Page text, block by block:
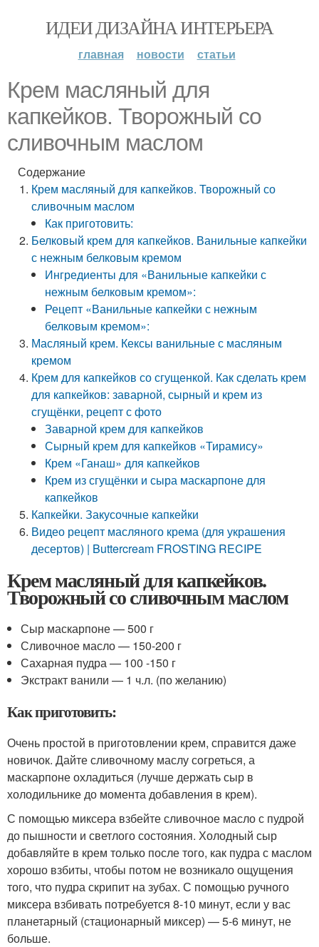
ИДЕИ ДИЗАЙНА ИНТЕРЬЕРА
главная новости статьи
Крем масляный для
капкейков. Творожный со
сливочным маслом
Содержание
Крем масляный для капкейков. Творожный со
сливочным маслом
Как приготовить:
Белковый крем для капкейков. Ванильные капкейки
с нежным белковым кремом
Ингредиенты для «Ванильные капкейки с
нежным белковым кремом»:
Рецепт «Ванильные капкейки с нежным
белковым кремом»:
Масляный крем. Кексы ванильные с масляным
кремом
Крем для капкейков со сгущенкой. Как сделать крем
для капкейков: заварной, сырный и крем из
сгущёнки, рецепт с фото
Заварной крем для капкейков
Сырный крем для капкейков «Тирамису»
Крем «Ганаш» для капкейков
Крем из сгущёнки и сыра маскарпоне для
капкейков
Капкейки. Закусочные капкейки
Видео рецепт масляного крема (для украшения
десертов) | Buttercream FROSTING RECIPE
Крем масляный для капкейков.
Творожный со сливочным маслом
Сыр маскарпоне — 500 г
Сливочное масло — 150-200 г
Сахарная пудра — 100 -150 г
Экстракт ванили — 1 ч.л. (по желанию)
Как приготовить:
Очень простой в приготовлении крем, справится даже
новичок. Дайте сливочному маслу согреться, а
маскарпоне охладиться (лучше держать сыр в
холодильнике до момента добавления в крем).
С помощью миксера взбейте сливочное масло с пудрой
до пышности и светлого состояния. Холодный сыр
добавляйте в крем только после того, как пудра с маслом
хорошо взбиты, чтобы потом не возникало ощущения
того, что пудра скрипит на зубах. С помощью ручного
миксера взбивать потребуется 8-10 минут, если у вас
планетарный (стационарный миксер) — 5-6 минут, не
больше.